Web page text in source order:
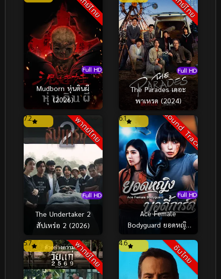
Full HD
Mudborn หุ่นดินผี
(2026)
Full HD
The Parades เดอะ
พาเหรด (2024)
พากย์ไทย
Full HD
7.2
The Undertaker 2
สัปเหร่อ 2 (2026)
Sound Track
Full HD
6.1
Ace Female
Bodyguard ยอดหญิง
พากย์ไทย
5.7 ซับไทย
4.6